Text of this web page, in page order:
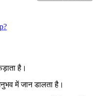
है।
में जान डालता है।